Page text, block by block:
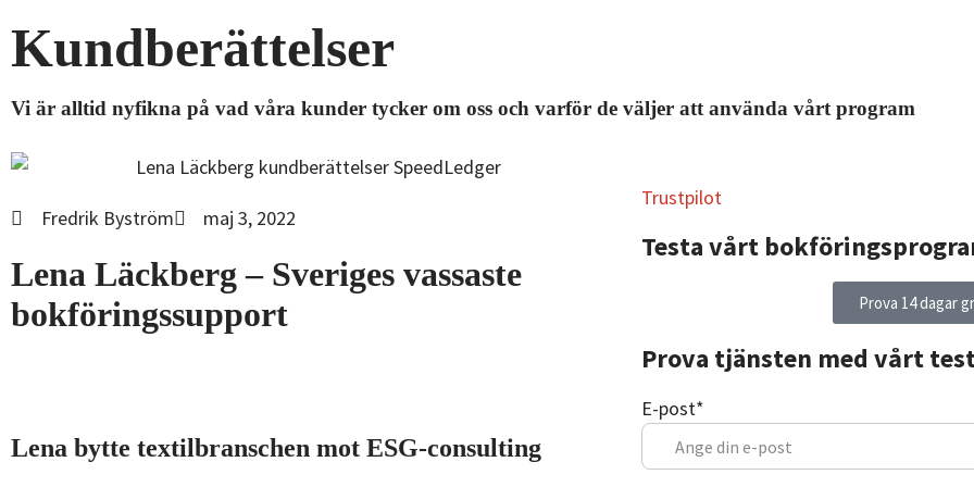
Kundberättelser
Vi är alltid nyfikna på vad våra kunder tycker om oss och varför de väljer att använda vårt program
Fredrik Byström maj 3, 2022
Lena Läckberg – Sveriges vassaste
bokföringssupport
Lena bytte textilbranschen mot ESG-consulting
Trustpilot
Testa vårt
Prova 14 dagar
Prova tjänsten med vårt
E-post*